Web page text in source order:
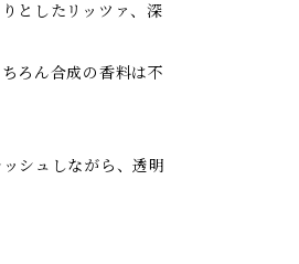
としたリッツァ、深
ろん合成の香料は不
シュしながら、透明